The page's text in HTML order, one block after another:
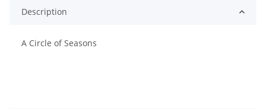
Description
A Circle of Seasons